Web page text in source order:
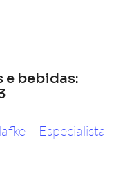
e bebidas:
- Especialista